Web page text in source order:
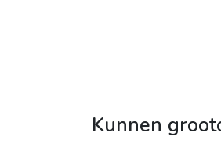
Kunnen